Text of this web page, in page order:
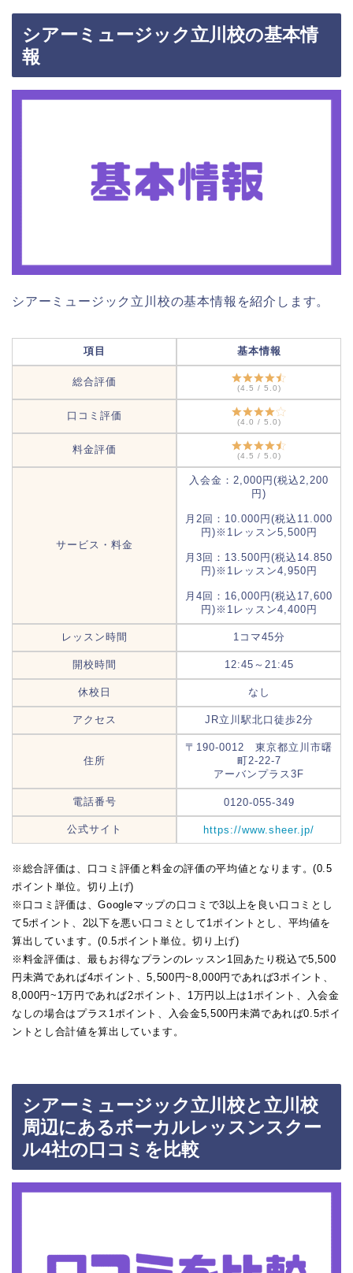
シアーミュージック立川校の基本情
報
シアーミュージック立川校の基本情報を紹介します。
項目 基本情報
総合評価
(4.5 / 5.0)
口コミ評価
(4.0 / 5.0)
料金評価
(4.5 / 5.0)
サービス・料金
入会金：2,000円(税込2,200
円)
月2回：10.000円(税込11.000
円)※1レッスン5,500円
月3回：13.500円(税込14.850
円)※1レッスン4,950円
月4回：16,000円(税込17,600
円)※1レッスン4,400円
レッスン時間 1コマ45分
開校時間 12:45～21:45
休校日 なし
アクセス JR立川駅北口徒歩2分
住所
〒190-0012 東京都立川市曙
町2-22-7
アーバンプラス3F
電話番号 0120-055-349
公式サイト https://www.sheer.jp/
※総合評価は、口コミ評価と料金の評価の平均値となります。(0.5
ポイント単位。切り上げ)
※口コミ評価は、Googleマップの口コミで3以上を良い口コミとし
て5ポイント、2以下を悪い口コミとして1ポイントとし、平均値を
算出しています。(0.5ポイント単位。切り上げ)
※料金評価は、最もお得なプランのレッスン1回あたり税込で5,500
円未満であれば4ポイント、5,500円~8,000円であれば3ポイント、
8,000円~1万円であれば2ポイント、1万円以上は1ポイント、入会金
なしの場合はプラス1ポイント、入会金5,500円未満であれば0.5ポイ
ントとし合計値を算出しています。
シアーミュージック立川校と立川校
周辺にあるボーカルレッスンスクー
ル4社の口コミを比較